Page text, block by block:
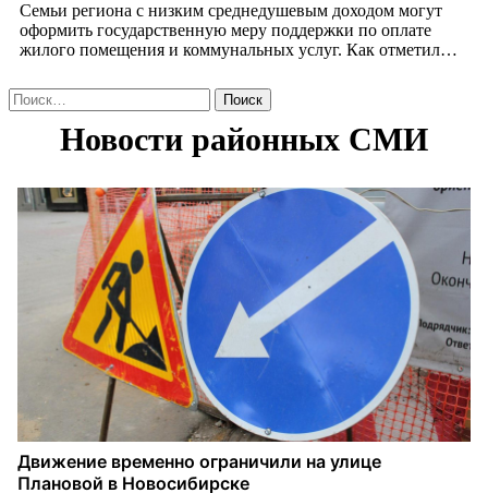
Семьи региона с низким среднедушевым доходом могут
оформить государственную меру поддержки по оплате
жилого помещения и коммунальных услуг. Как отметил…
Найти: